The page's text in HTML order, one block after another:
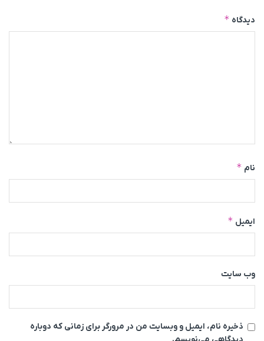
دیدگاه *
نام *
ایمیل *
وب‌ سایت
ذخیره نام، ایمیل و وبسایت من در مرورگر برای زمانی که دوباره